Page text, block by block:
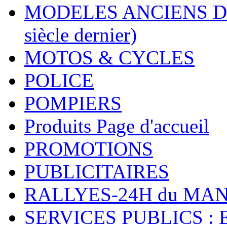
MODELES ANCIENS
siècle dernier)
MOTOS & CYCLES
POLICE
POMPIERS
Produits Page d'accueil
PROMOTIONS
PUBLICITAIRES
RALLYES-24H du
SERVICES PUBLICS :